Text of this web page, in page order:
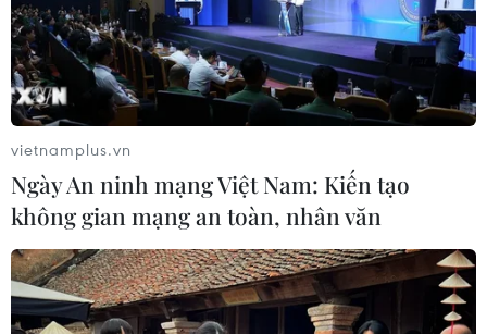
thông
05/08/2026 14:57
Xem thêm
CƠ QUAN CHỦ QUẢN: THÔNG TẤN XÃ VIỆT NAM
Tổng Biên tập: TRẦN TIẾN DUẨN
vietnamplus.vn
Ngày An ninh mạng Việt Nam: Kiến tạo
không gian mạng an toàn, nhân văn